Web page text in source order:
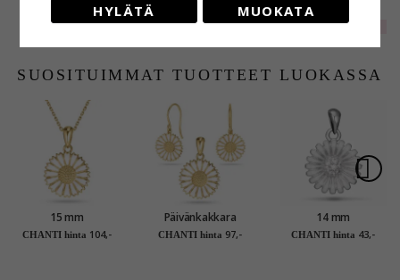
käärmekaulaketju 8
x 0,9 mm
CHANTI hinta 389,-
Pitkät korvarenkaat
9 karaatin kultaa
Collection
CHANTI hinta 176,-
venetsiakaulaketju
cm x 1,2 mm
EXTRA50,-
SUOSITUIMMAT TUOTTEET LUOKASSA
15 mm
päivänkakkara
CHANTI hinta 104,-
Päivänkakkara
Korvakorut ja
CHANTI hinta 97,-
14 mm
päivänkakkara riipus
CHANTI hinta 43,-
HYLÄTÄ MUOKATA